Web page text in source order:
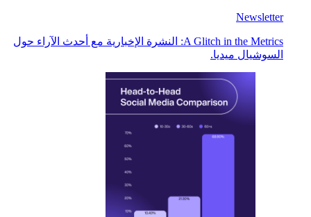
Newsletter
A Glitch in the Metrics: النشرة الإخبارية مع أحدث الآراء حول
السوشيال ميديا.